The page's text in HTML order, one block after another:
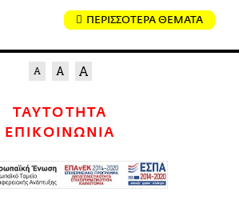
ΠΕΡΙΣΣΟΤΕΡΑ ΘΕΜΑΤΑ
ΤΑΥΤΟΤΗΤΑ
ΕΠΙΚΟΙΝΩΝΙΑ